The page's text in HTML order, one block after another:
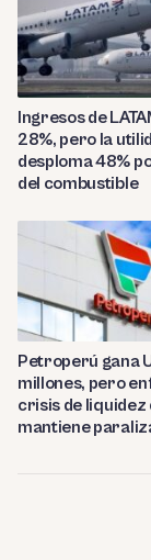
Ingresos de
28%, pero la
desploma 48%
del combustible
Petroperú gana
millones, pero
crisis de liquidez
mantiene